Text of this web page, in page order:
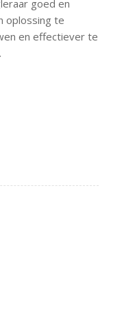
goed en
oplossing te
en effectiever te